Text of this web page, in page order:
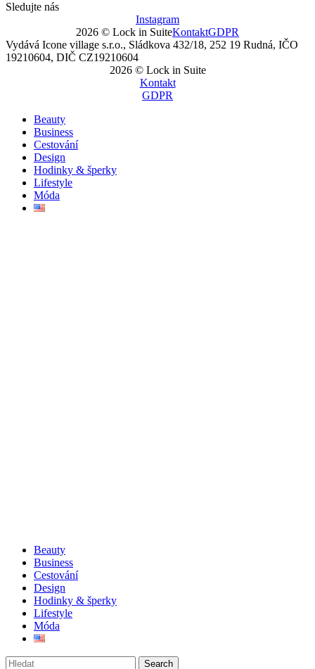
Sledujte nás
Instagram
2026 © Lock in SuiteKontaktGDPR
Vydává Icone village s.r.o., Sládkova 432/18, 252 19 Rudná, IČO
19210604, DIČ CZ19210604
2026 © Lock in Suite
Kontakt
GDPR
Beauty
Business
Cestování
Design
Hodinky & šperky
Lifestyle
Móda
Beauty
Business
Cestování
Design
Hodinky & šperky
Lifestyle
Móda
Search